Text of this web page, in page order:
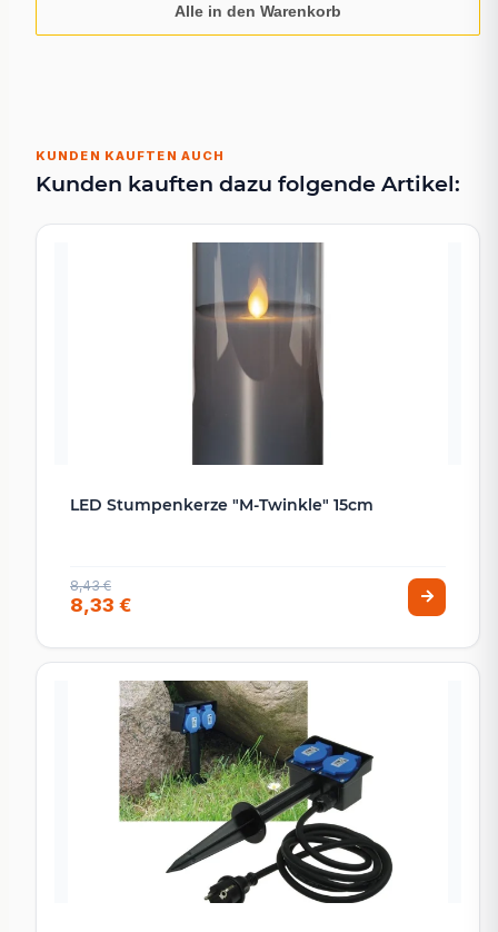
Alle in den Warenkorb
KUNDEN KAUFTEN AUCH
Kunden kauften dazu folgende Artikel:
LED Stumpenkerze "M-Twinkle" 15cm
8,43 €
8,33 €